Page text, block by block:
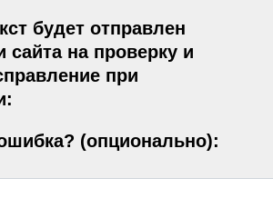
будет отправлен
сайта на проверку и
при
(опционально):